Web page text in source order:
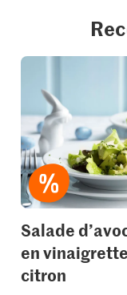
Salade
en
citron